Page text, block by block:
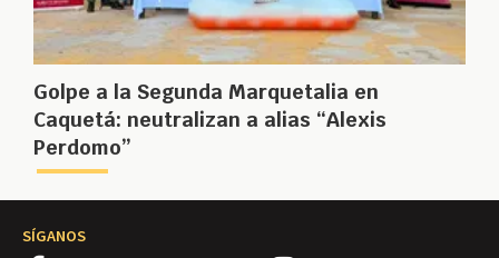
Golpe a la Segunda Marquetalia en
Caquetá: neutralizan a alias “Alexis
Perdomo”
SÍGANOS